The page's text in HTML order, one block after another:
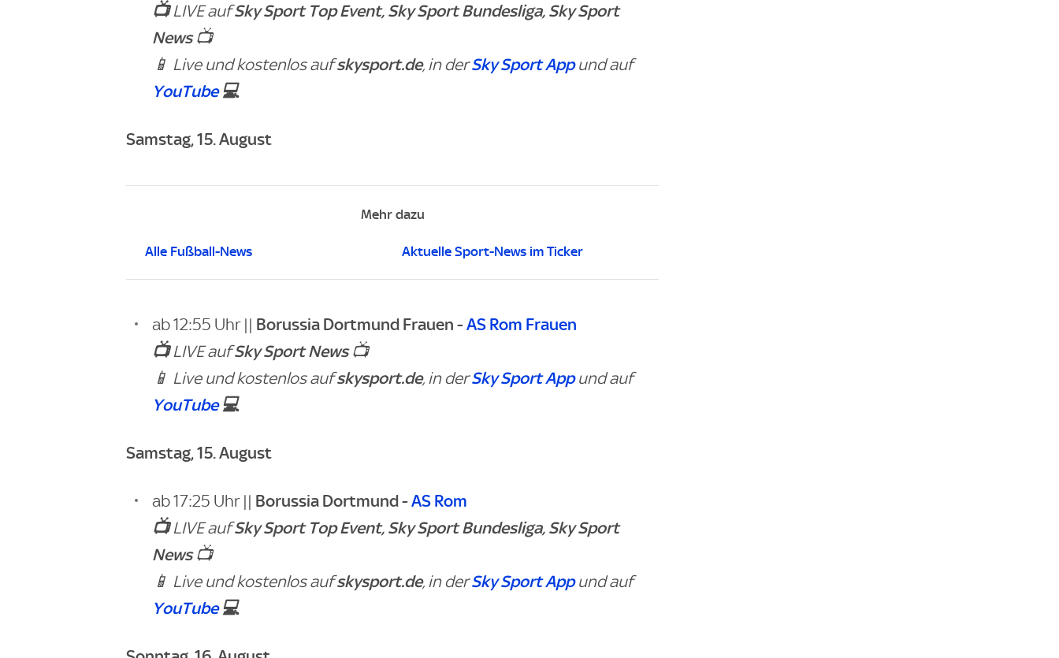
📺LIVE aufSky Sport Top Event, Sky Sport Bundesliga, Sky Sport
News📺
📱 Live und kostenlos aufskysport.de, in derSky Sport Appund auf
YouTube💻
Samstag, 15. August
Mehr dazu
Alle Fußball-News Aktuelle Sport-News im Ticker
ab 12:55 Uhr || Borussia Dortmund Frauen -AS Rom Frauen
📺LIVE aufSky Sport News📺
📱 Live und kostenlos aufskysport.de, in derSky Sport Appund auf
YouTube💻
Samstag, 15. August
ab 17:25 Uhr || Borussia Dortmund -AS Rom
📺LIVE aufSky Sport Top Event, Sky Sport Bundesliga, Sky Sport
News📺
📱 Live und kostenlos aufskysport.de, in derSky Sport Appund auf
YouTube💻